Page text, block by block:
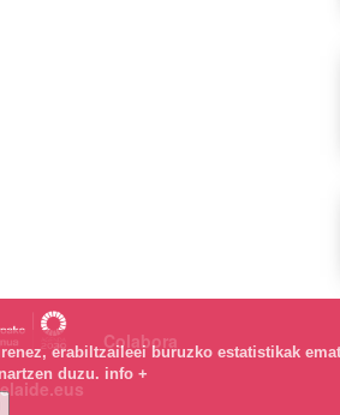
Colabora
erabiltzaileei buruzko estatistikak
duzu. info +